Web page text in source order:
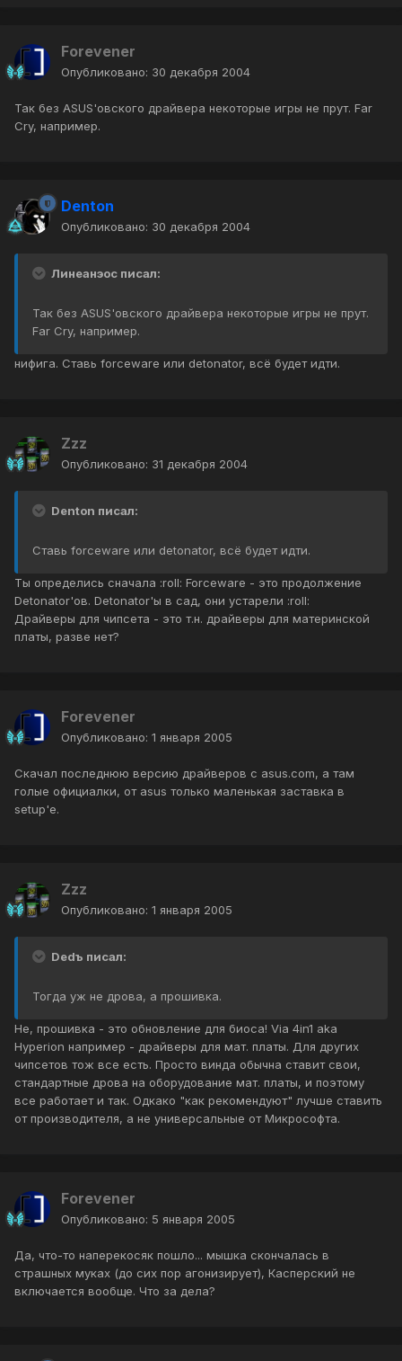
Forevener
Опубликовано: 30 декабря 2004
Так без ASUS'овского драйвера некоторые игры не прут. Far
Cry, например.
Denton
Опубликовано: 30 декабря 2004
Линеанэос писал:
Так без ASUS'овского драйвера некоторые игры не прут.
Far Cry, например.
нифига. Ставь forceware или detonator, всё будет идти.
Zzz
Опубликовано: 31 декабря 2004
Denton писал:
Ставь forceware или detonator, всё будет идти.
Ты определись сначала :roll: Forceware - это продолжение
Detonator'ов. Detonator'ы в сад, они устарели :roll:
Драйверы для чипсета - это т.н. драйверы для материнской
платы, разве нет?
Forevener
Опубликовано: 1 января 2005
Скачал последнюю версию драйверов с asus.com, а там
голые официалки, от asus только маленькая заставка в
setup'е.
Zzz
Опубликовано: 1 января 2005
Dedъ писал:
Тогда уж не дрова, а прошивка.
Не, прошивка - это обновление для биоса! Via 4in1 aka
Hyperion например - драйверы для мат. платы. Для других
чипсетов тож все есть. Просто винда обычна ставит свои,
стандартные дрова на оборудование мат. платы, и поэтому
все работает и так. Одкако "как рекомендуют" лучше ставить
от производителя, а не универсальные от Микрософта.
Forevener
Опубликовано: 5 января 2005
Да, что-то наперекосяк пошло... мышка скончалась в
страшных муках (до сих пор агонизирует), Касперский не
включается вообще. Что за дела?